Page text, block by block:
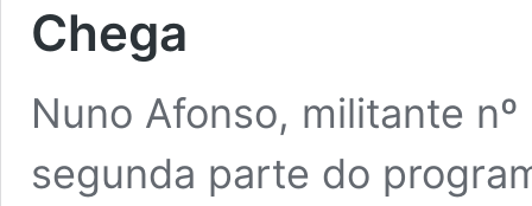
Chega
Nuno Afonso, militante
segunda parte do